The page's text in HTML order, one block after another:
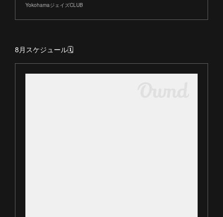
YokohamaジェイズCLUB
8月スケジュール🗓